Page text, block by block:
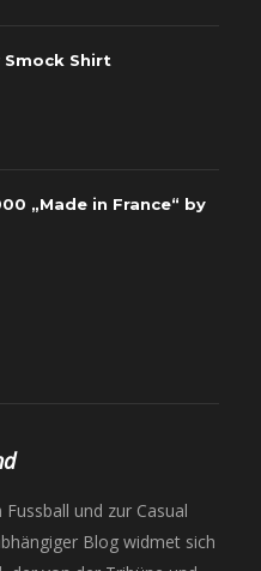
Smock Shirt
„Made in France“ by
und zur Casual
Blog widmet sich